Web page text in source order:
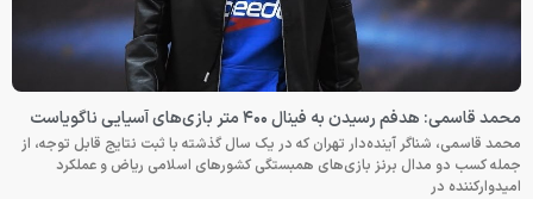
محمد قاسمی: هدفم رسیدن به فینال ۴۰۰ متر بازی‌های آسیایی ناگویاست
محمد قاسمی، شناگر آینده‌دار تهران که در یک سال گذشته با ثبت نتایج قابل توجه، از
جمله کسب دو مدال برنز بازی‌های همبستگی کشورهای اسلامی ریاض و عملکرد
امیدوارکننده در